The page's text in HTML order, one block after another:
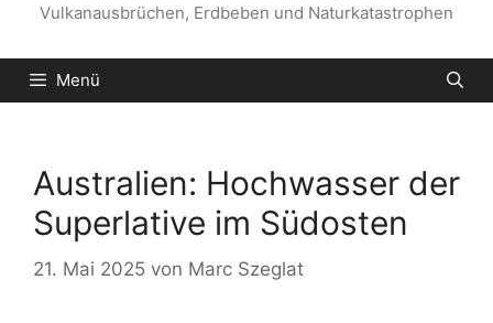
Vulkanausbrüchen, Erdbeben und Naturkatastrophen
Menü
Australien: Hochwasser der
Superlative im Südosten
21. Mai 2025 von Marc Szeglat